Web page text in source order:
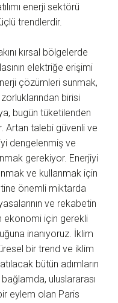
enerji sektörü
trendlerdir.
kırsal bölgelerde
elektriğe erişimi
çözümleri sunmak,
birisi
bugün tüketilenden
Artan talebi güvenli ve
dengelenmiş ve
gerekiyor. Enerjiyi
ve kullanmak için
önemli miktarda
ve rekabetin
ekonomi için gerekli
inanıyoruz. İklim
bir trend ve iklim
bütün adımların
uluslararası
eylem olan Paris